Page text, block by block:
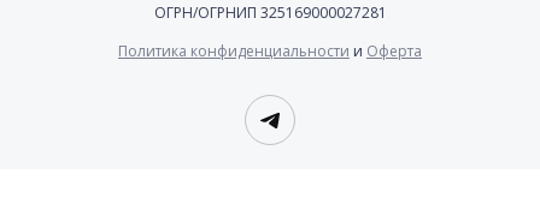
ОГРН/ОГРНИП 325169000027281
Политика конфиденциальности и Оферта